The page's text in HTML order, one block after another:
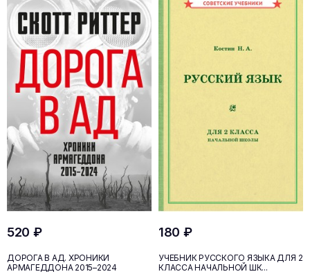
520 ₽
ДОРОГА В АД. ХРОНИКИ
АРМАГЕДДОНА 2015–2024
180 ₽
УЧЕБНИК РУССКОГО ЯЗЫКА ДЛЯ 2
КЛАССА НАЧАЛЬНОЙ ШК...